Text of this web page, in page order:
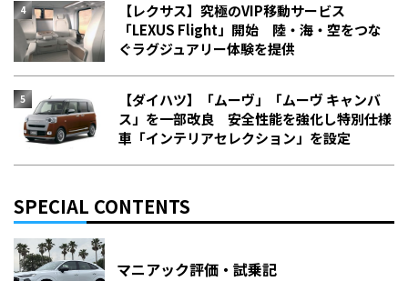
【レクサス】究極のVIP移動サービス
「LEXUS Flight」開始 陸・海・空をつな
ぐラグジュアリー体験を提供
【ダイハツ】「ムーヴ」「ムーヴ キャンバ
ス」を一部改良 安全性能を強化し特別仕様
車「インテリアセレクション」を設定
SPECIAL CONTENTS
マニアック評価・試乗記